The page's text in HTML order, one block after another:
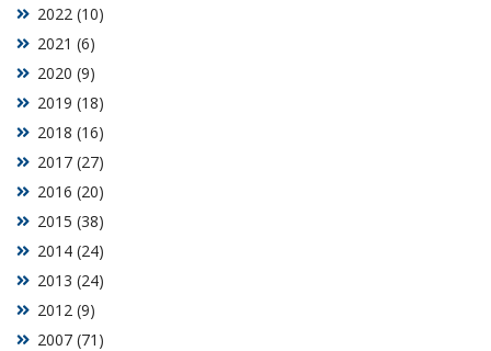
2007 (71)
2012 (9)
2013 (24)
2014 (24)
2015 (38)
2016 (20)
2017 (27)
2018 (16)
2019 (18)
2020 (9)
2021 (6)
2022 (10)